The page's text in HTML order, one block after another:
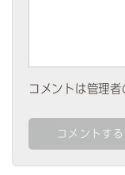
コメントは管理者